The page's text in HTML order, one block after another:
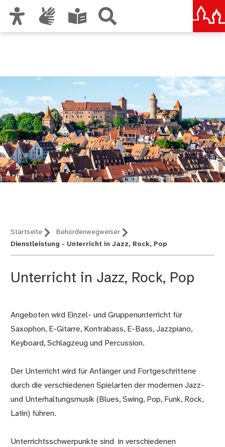
Startseite
Behördenwegweiser
Dienstleistung - Unterricht in Jazz, Rock, Pop
Unterricht in Jazz, Rock, Pop
Beschreibung
Angeboten wird Einzel- und Gruppenunterricht für
Saxophon, E-Gitarre, Kontrabass, E-Bass, Jazzpiano,
Keyboard, Schlagzeug und Percussion.
Der Unterricht wird für Anfänger und Fortgeschrittene
durch die verschiedenen Spielarten der modernen Jazz-
und Unterhaltungsmusik (Blues, Swing, Pop, Funk, Rock,
Latin) führen.
Unterrichtsschwerpunkte sind in verschiedenen